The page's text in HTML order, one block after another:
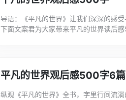
导语：《平凡的世界》让我们深深的感
下面文案君为大家带来平凡的世界读后
平凡的世界观后感500字6篇
纵观《平凡的世界》全书，字里行间流